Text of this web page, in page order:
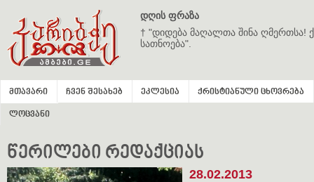
დღის ფრაზა
† "დიდება მაღალთა შინა ღმერთსა!
სათნოება".
მთავარი ჩვენ შესახებ ეკლესია ქრისტიანული ცხოვრება
ლოცვანი
წერილები რედაქციას
28.02.2013